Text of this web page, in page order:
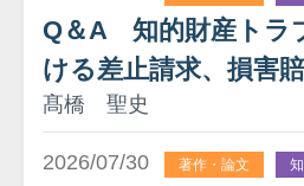
Q＆A 知的財産トラ
ける差止請求、損害
髙橋 聖史
2026/07/30 著作・論文